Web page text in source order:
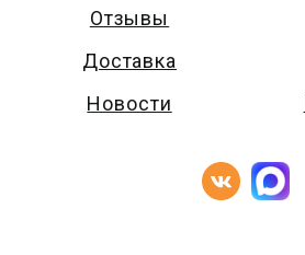
Отзывы
Доставка
Новости